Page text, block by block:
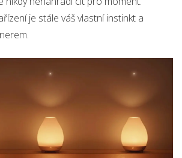
je stále váš vlastní instinkt a